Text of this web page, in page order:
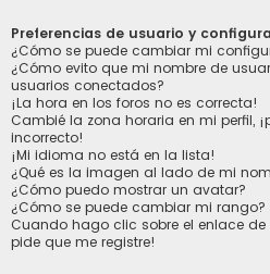
Preferencias de usuario y
¿Cómo se puede cambiar mi
¿Cómo evito que mi nombre de
usuarios conectados?
¡La hora en los foros no es correcta!
Cambié la zona horaria en mi perfil,
incorrecto!
¡Mi idioma no está en la lista!
¿Qué es la imagen al lado de mi
¿Cómo puedo mostrar un avatar?
¿Cómo se puede cambiar mi rango?
Cuando hago clic sobre el enlace
pide que me registre!